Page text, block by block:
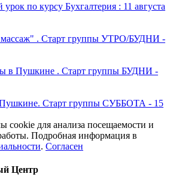
по курсу Бухгалтерия : 11 августа
массаж" . Старт группы УТРО/БУДНИ -
в Пушкине . Старт группы БУДНИ -
Старт группы СУББОТА - 15
cookie для анализа посещаемости и
Подробная информация в
. Согласен
Центр